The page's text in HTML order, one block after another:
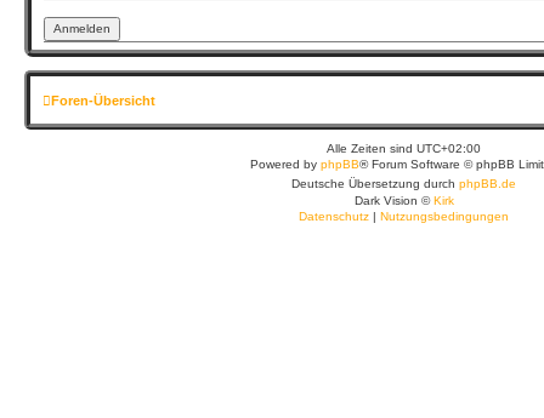
Foren-Übersicht
Alle Zeiten sind UTC+02:00
Powered by phpBB® Forum Software © phpBB
Deutsche Übersetzung durch phpBB.de
Dark Vision ©Kirk
Datenschutz | Nutzungsbedingungen